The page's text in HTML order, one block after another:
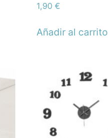
1,90€
Añadir al carrito